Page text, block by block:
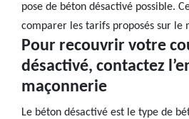
pose de béton désactivé possible.
comparer les tarifs proposés sur le
Pour recouvrir votre
désactivé, contactez
maçonnerie
Le béton désactivé est le type de